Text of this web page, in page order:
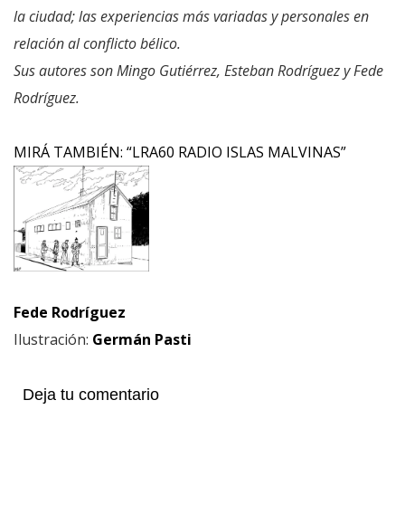
la ciudad; las experiencias más variadas y personales en
relación al conflicto bélico.
Sus autores son Mingo Gutiérrez, Esteban Rodríguez y Fede
Rodríguez.
MIRÁ TAMBIÉN: “LRA60 RADIO ISLAS MALVINAS”
Fede Rodríguez
Ilustración: Germán Pasti
Deja tu comentario